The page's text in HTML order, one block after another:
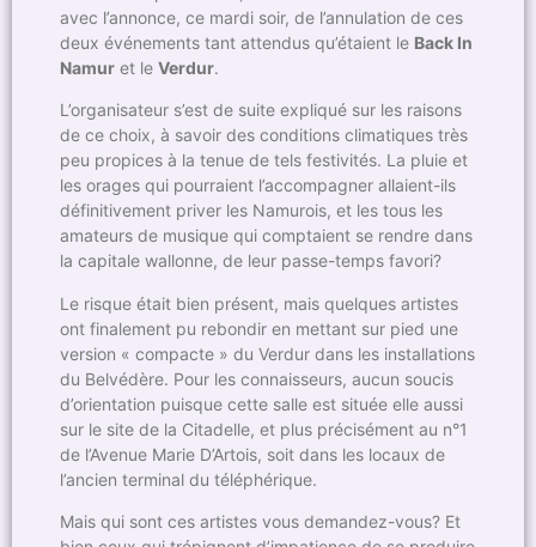
avec l’annonce, ce mardi soir, de l’annulation de ces
deux événements tant attendus qu’étaient le Back In
Namur et le Verdur.
L’organisateur s’est de suite expliqué sur les raisons
de ce choix, à savoir des conditions climatiques très
peu propices à la tenue de tels festivités. La pluie et
les orages qui pourraient l’accompagner allaient-ils
définitivement priver les Namurois, et les tous les
amateurs de musique qui comptaient se rendre dans
la capitale wallonne, de leur passe-temps favori?
Le risque était bien présent, mais quelques artistes
ont finalement pu rebondir en mettant sur pied une
version « compacte » du Verdur dans les installations
du Belvédère. Pour les connaisseurs, aucun soucis
d’orientation puisque cette salle est située elle aussi
sur le site de la Citadelle, et plus précisément au n°1
de l’Avenue Marie D’Artois, soit dans les locaux de
l’ancien terminal du téléphérique.
Mais qui sont ces artistes vous demandez-vous? Et